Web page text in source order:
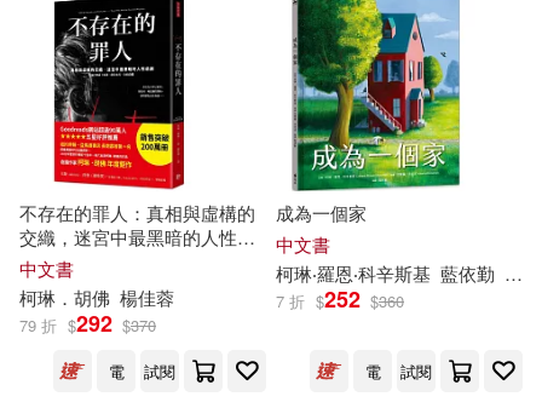
柯琳‧杜布荷(2)
柯琳‧泰勒‧森(2)
柯琳‧羅恩‧科辛斯基(2)
柯琳‧豪里格醫師(2)
柯琳・杜布荷(2)
紀堯姆・拉涅(2)
江蘇人民出版社(4) 三采(3)
商周出版(3) 禾禾文化(3)
KKV(2) SONY MUSIC(2)
Universal(2) 九州出版社(2)
配送方式 (可複選)
可超商取貨(65)
可海外宅配(64)
不存在的罪人：真相與虛構的
交織，迷宮中最黑暗的人性悲
劇
中文書
柯琳 ．胡佛 楊佳蓉
79 折 $292 $370
電
試閱
成為一個家
中文書
柯琳‧羅恩‧科辛斯基 藍依勤 瓦
7 折 $252 $360
電 試閱